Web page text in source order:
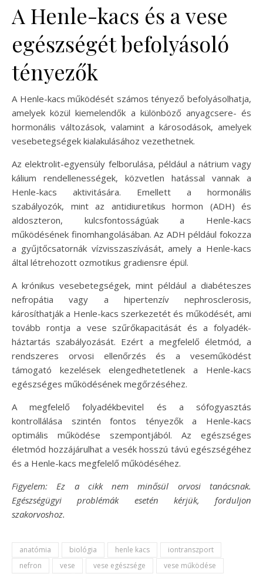
A Henle-kacs és a vese
egészségét befolyásoló
tényezők
A Henle-kacs működését számos tényező befolyásolhatja,
amelyek közül kiemelendők a különböző anyagcsere- és
hormonális változások, valamint a károsodások, amelyek
vesebetegségek kialakulásához vezethetnek.
Az elektrolit-egyensúly felborulása, például a nátrium vagy
kálium rendellenességek, közvetlen hatással vannak a
Henle-kacs aktivitására. Emellett a hormonális
szabályozók, mint az antidiuretikus hormon (ADH) és
aldoszteron, kulcsfontosságúak a Henle-kacs
működésének finomhangolásában. Az ADH például fokozza
a gyűjtőcsatornák vízvisszaszívását, amely a Henle-kacs
által létrehozott ozmotikus gradiensre épül.
A krónikus vesebetegségek, mint például a diabéteszes
nefropátia vagy a hipertenzív nephrosclerosis,
károsíthatják a Henle-kacs szerkezetét és működését, ami
tovább rontja a vese szűrőkapacitását és a folyadék-
háztartás szabályozását. Ezért a megfelelő életmód, a
rendszeres orvosi ellenőrzés és a veseműködést
támogató kezelések elengedhetetlenek a Henle-kacs
egészséges működésének megőrzéséhez.
A megfelelő folyadékbevitel és a sófogyasztás
kontrollálása szintén fontos tényezők a Henle-kacs
optimális működése szempontjából. Az egészséges
életmód hozzájárulhat a vesék hosszú távú egészségéhez
és a Henle-kacs megfelelő működéséhez.
Figyelem: Ez a cikk nem minősül orvosi tanácsnak.
Egészségügyi problémák esetén kérjük, forduljon
szakorvoshoz.
anatómia biológia henle kacs
iontranszport
nefron
vese vese egészsége
vese működése